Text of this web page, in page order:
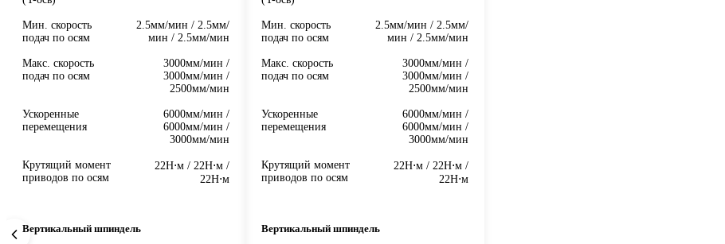
Мин. скорость
подач по осям
2.5мм/мин / 2.5мм/
мин / 2.5мм/мин
Макс. скорость
подач по осям
3000мм/мин /
3000мм/мин /
2500мм/мин
Ускоренные
перемещения
6000мм/мин /
6000мм/мин /
3000мм/мин
Крутящий момент
приводов по осям
22Н⋅м / 22Н⋅м /
22Н⋅м
Вертикальный шпиндель
Мин. скорость
подач по осям
2.5мм/мин / 2.5мм/
мин / 2.5мм/мин
Макс. скорость
подач по осям
3000мм/мин /
3000мм/мин /
2500мм/мин
Ускоренные
перемещения
6000мм/мин /
6000мм/мин /
3000мм/мин
Крутящий момент
приводов по осям
22Н⋅м / 22Н⋅м /
22Н⋅м
Вертикальный шпиндель